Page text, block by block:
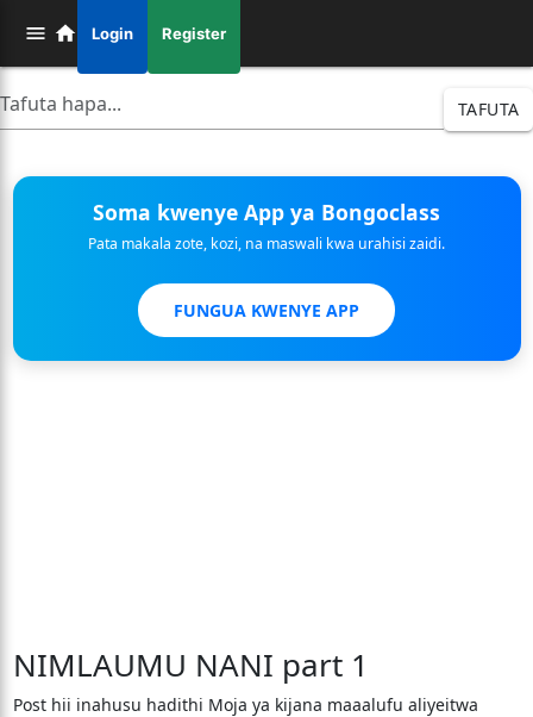
Login Register
TAFUTA
Soma kwenye App ya Bongoclass
Pata makala zote, kozi, na maswali kwa urahisi zaidi.
FUNGUA KWENYE APP
NIMLAUMU NANI part 1
Post hii inahusu hadithi Moja ya kijana maaalufu aliyeitwa